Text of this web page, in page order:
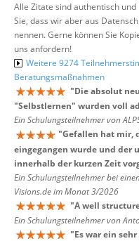
Alle Zitate sind authentisch
Sie, dass wir aber aus
nennen. Gerne können Sie
uns anfordern!
Weitere 9274
Beratungsmaßnahmen
"Die absolut
"Selbstlernen" wurden voll
Ein Schulungsteilnehmer von
"Gefallen hat mir,
eingegangen wurde und der
innerhalb der kurzen Zeit
Ein Schulungsteilnehmer bei
Visions.de im Monat 3/2026
"A well
Ein Schulungsteilnehmer von
"Es war ein